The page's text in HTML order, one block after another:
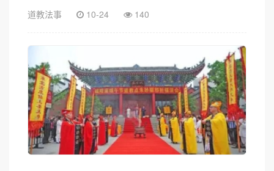
道教法事
10-24 140